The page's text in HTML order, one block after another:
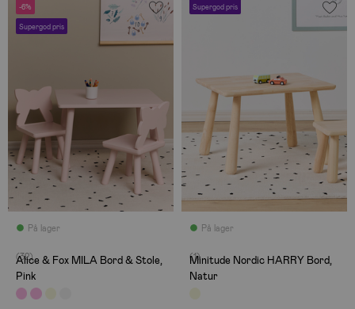
-6%
Supergod pris
På lager
(32)
Alice & Fox MILA Bord & Stole,
Pink
Supergod pris
På lager
(1)
Minitude Nordic HARRY Bord,
Natur